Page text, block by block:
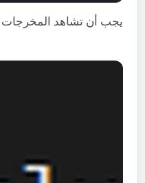
يجب أن تشاهد المخرجات